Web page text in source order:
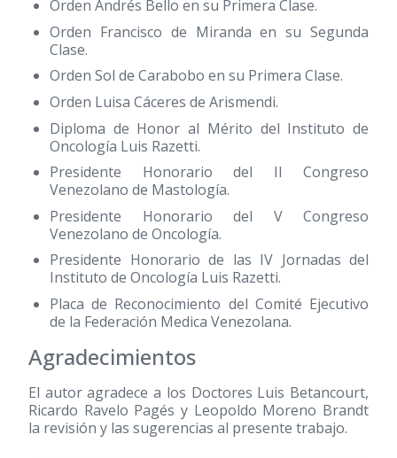
Orden Andrés Bello en su Primera Clase.
Orden Francisco de Miranda en su Segunda
Clase.
Orden Sol de Carabobo en su Primera Clase.
Orden Luisa Cáceres de Arismendi.
Diploma de Honor al Mérito del Instituto de
Oncología Luis Razetti.
Presidente Honorario del II Congreso
Venezolano de Mastología.
Presidente Honorario del V Congreso
Venezolano de Oncología.
Presidente Honorario de las IV Jornadas del
Instituto de Oncología Luis Razetti.
Placa de Reconocimiento del Comité Ejecutivo
de la Federación Medica Venezolana.
Agradecimientos
El autor agradece a los Doctores Luis Betancourt,
Ricardo Ravelo Pagés y Leopoldo Moreno Brandt
la revisión y las sugerencias al presente trabajo.